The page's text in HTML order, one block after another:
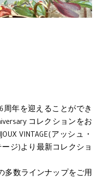
6周年を迎えることができ
コレクションをお
VINTAGE(アッシュ・
ジ)より最新コレクショ
多数ラインナップをご用